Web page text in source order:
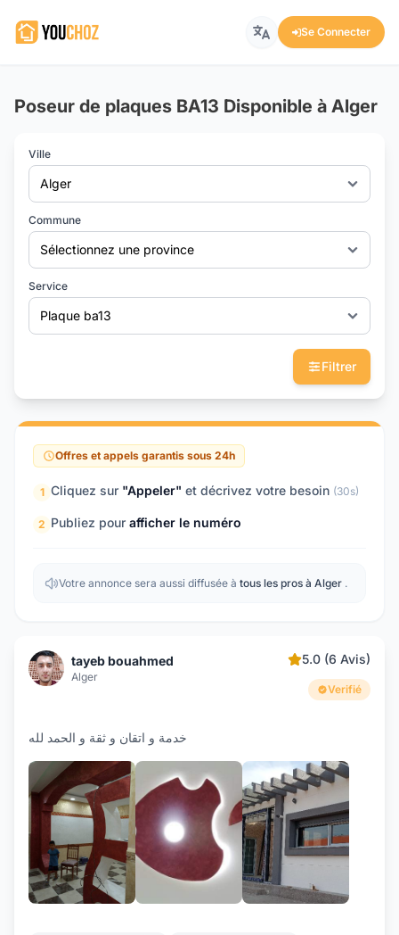
Se Connecter
Poseur de plaques BA13 Disponible à Alger
Ville
Alger
Commune
Sélectionnez une province
Service
Plaque ba13
Filtrer
Offres et appels garantis sous 24h
1 Cliquez sur "Appeler" et décrivez votre besoin (30s)
2 Publiez pour afficher le numéro
Votre annonce sera aussi diffusée à tous les pros à Alger .
tayeb bouahmed
Alger
5.0 (6 Avis)
Verifié
خدمة و اتقان و ثقة و الحمد لله